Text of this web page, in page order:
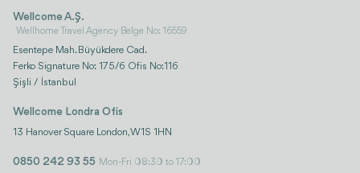
Wellcome A.Ş.
Wellhome Travel Agency Belge No: 16559
Esentepe Mah. Büyükdere Cad.
Ferko Signature No: 175/6 Ofis No:116
Şişli / İstanbul
Wellcome Londra Ofis
13 Hanover Square London, W1S 1HN
0850 242 93 55 Mon-Fri 08:30 to 17:00